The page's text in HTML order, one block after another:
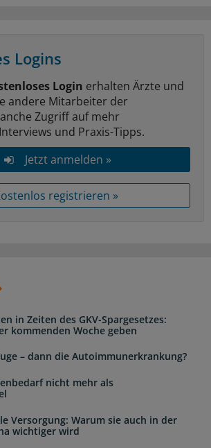
Logins
Login erhalten Ärzte und
andere Mitarbeiter der
Zugriff auf mehr
und Praxis-Tipps.
Jetzt anmelden »
registrieren »
in Zeiten des GKV-Spargesetzes:
kommenden Woche geben
– dann die Autoimmunerkrankung?
nicht mehr als
Versorgung: Warum sie auch in der
wichtiger wird